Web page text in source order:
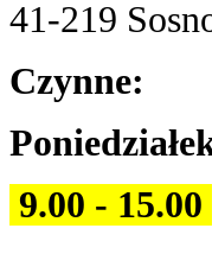
41-219
Czynne:
9.00 - 15.00